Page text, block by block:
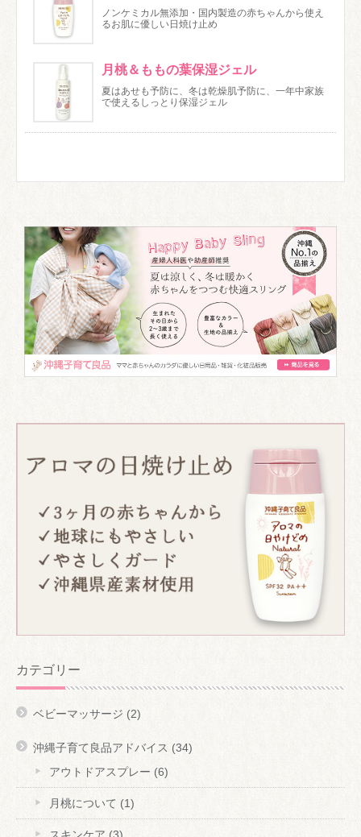
ノンケミカル無添加・国内製造の赤ちゃんから使え
るお肌に優しい日焼け止め
月桃＆ももの葉保湿ジェル
夏はあせも予防に、冬は乾燥肌予防に、一年中家族
で使えるしっとり保湿ジェル
カテゴリー
ベビーマッサージ (2)
沖縄子育て良品アドバイス (34)
アウトドアスプレー (6)
月桃について (1)
スキンケア (3)